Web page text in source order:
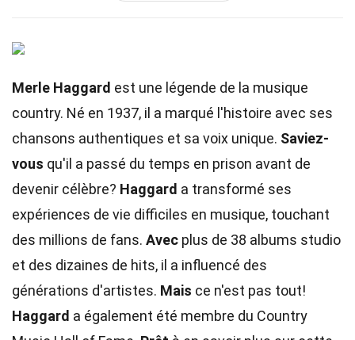
Merle Haggard est une légende de la musique
country. Né en 1937, il a marqué l'histoire avec ses
chansons authentiques et sa voix unique. Saviez-
vous qu'il a passé du temps en prison avant de
devenir célèbre? Haggard a transformé ses
expériences de vie difficiles en musique, touchant
des millions de fans. Avec plus de 38 albums studio
et des dizaines de hits, il a influencé des
générations d'artistes. Mais ce n'est pas tout!
Haggard a également été membre du Country